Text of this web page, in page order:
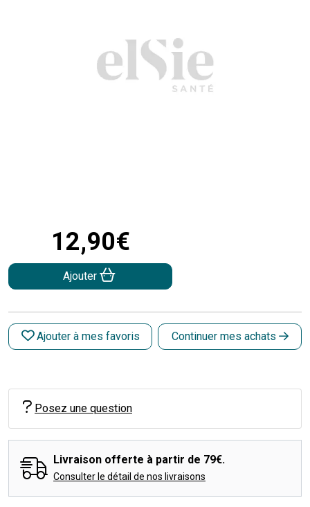
12,90€
Ajouter
Ajouter à mes favoris Continuer mes achats
Posez une question
Livraison offerte à partir de 79€.
Consulter le détail de nos livraisons